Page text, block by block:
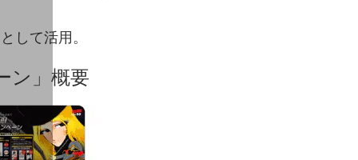
して活用。
ン」概要